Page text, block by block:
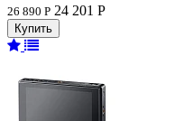
26 890 Р 24 201 Р